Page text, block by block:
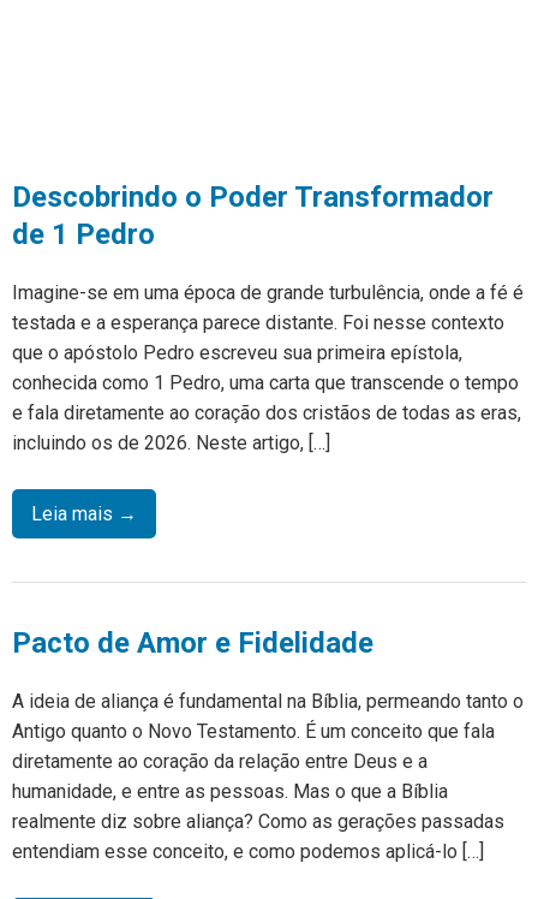
Descobrindo o Poder Transformador
de 1 Pedro
Imagine-se em uma época de grande turbulência, onde a fé é
testada e a esperança parece distante. Foi nesse contexto
que o apóstolo Pedro escreveu sua primeira epístola,
conhecida como 1 Pedro, uma carta que transcende o tempo
e fala diretamente ao coração dos cristãos de todas as eras,
incluindo os de 2026. Neste artigo, […]
Leia mais →
Pacto de Amor e Fidelidade
A ideia de aliança é fundamental na Bíblia, permeando tanto o
Antigo quanto o Novo Testamento. É um conceito que fala
diretamente ao coração da relação entre Deus e a
humanidade, e entre as pessoas. Mas o que a Bíblia
realmente diz sobre aliança? Como as gerações passadas
entendiam esse conceito, e como podemos aplicá-lo […]